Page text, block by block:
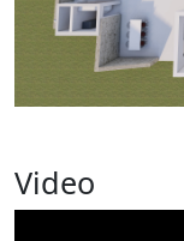
Video